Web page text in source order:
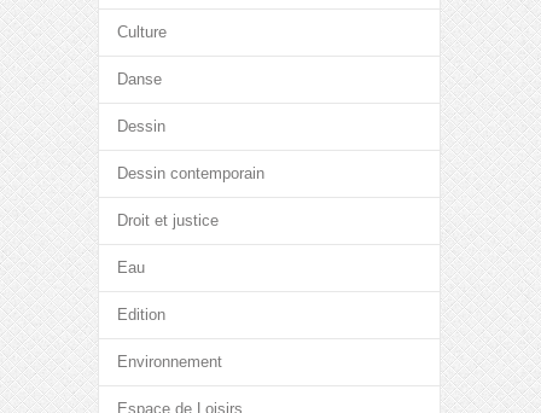
Culture
Danse
Dessin
Dessin contemporain
Droit et justice
Eau
Edition
Environnement
Espace de Loisirs